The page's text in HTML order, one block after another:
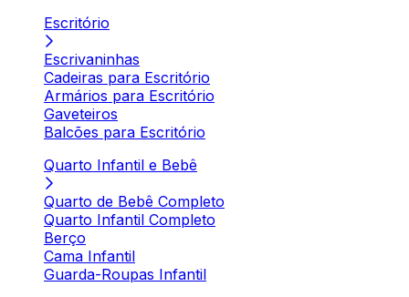
Escritório
Escrivaninhas
Cadeiras para Escritório
Armários para Escritório
Gaveteiros
Balcões para Escritório
Quarto Infantil e Bebê
Quarto de Bebê Completo
Quarto Infantil Completo
Berço
Cama Infantil
Guarda-Roupas Infantil